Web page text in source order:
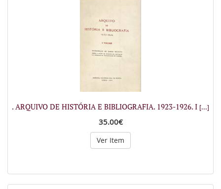
. ARQUIVO DE HISTÓRIA E BIBLIOGRAFIA. 1923-1926. I [...]
35.00€
Ver Item